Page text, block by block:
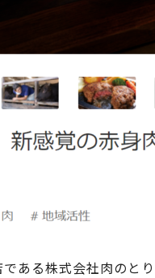
ある株式会社肉のと